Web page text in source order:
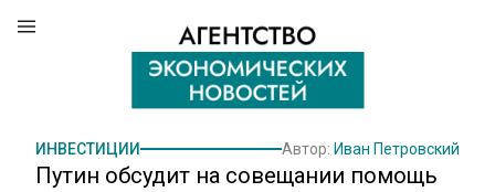
ИНВЕСТИЦИИ Автор: Иван Петровский
Путин обсудит на совещании помощь